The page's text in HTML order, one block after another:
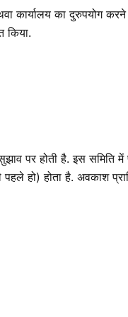
कार्यालय का दुरुपयोग करने
किया.
पर होती है. इस समिति में
हो) होता है. अवकाश